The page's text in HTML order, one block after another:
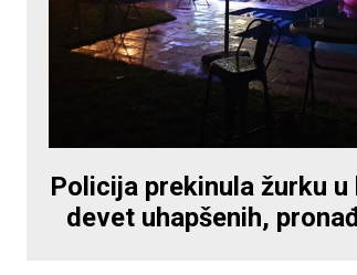
Policija prekinula žurku
devet uhapšenih,